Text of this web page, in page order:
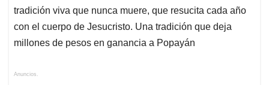
tradición viva que nunca muere, que resucita cada año
con el cuerpo de Jesucristo. Una tradición que deja
millones de pesos en ganancia a Popayán
Anuncios.